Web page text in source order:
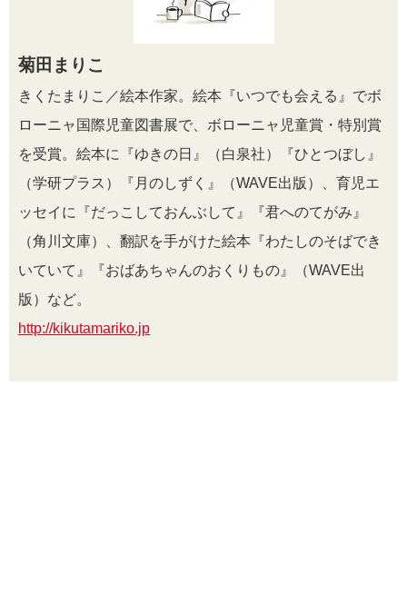
菊田まりこ
きくたまりこ／絵本作家。絵本『いつでも会える』でボ
ローニャ国際児童図書展で、ボローニャ児童賞・特別賞
を受賞。絵本に『ゆきの日』（白泉社）『ひとつぼし』
（学研プラス）『月のしずく』（WAVE出版）、育児エ
ッセイに『だっこしておんぶして』『君へのてがみ』
（角川文庫）、翻訳を手がけた絵本『わたしのそばでき
いていて』『おばあちゃんのおくりもの』（WAVE出
版）など。
http://kikutamariko.jp